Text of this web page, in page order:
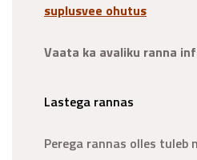
suplusvee ohutus
Vaata ka avaliku ranna
Lastega rannas
Perega rannas olles tuleb